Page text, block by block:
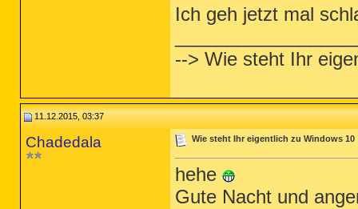
Ich geh jetzt mal
--> Wie steht Ihr
11.12.2015, 03:37
Chadedala Wie steht Ihr eigentlich zu Windows 10
hehe
Gute Nacht und